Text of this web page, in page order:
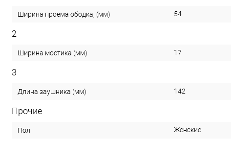
Ширина проема ободка, (мм) 54
2
Ширина мостика (мм) 17
3
Длина заушника (мм) 142
Прочие
Пол Женские